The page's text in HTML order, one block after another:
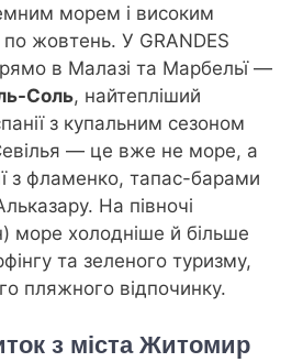
морем і високим
жовтень. У GRANDES
в Малазі та Марбельї —
Соль, найтепліший
з купальним сезоном
— це вже не море, а
з фламенко, тапас-барами
На півночі
море холодніше й більше
та зеленого туризму,
пляжного відпочинку.
з міста Житомир